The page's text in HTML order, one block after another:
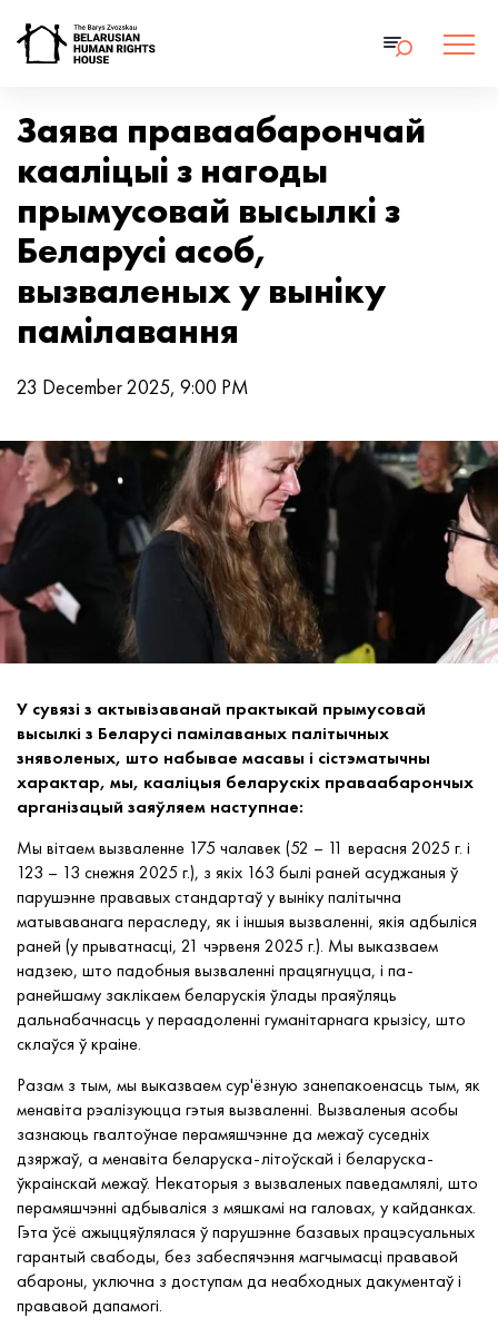
Заява праваабарончай
кааліцыі з нагоды
прымусовай высылкі з
Беларусі асоб,
вызваленых у выніку
памілавання
23 December 2025, 9:00 PM
У сувязі з актывізаванай практыкай прымусовай
высылкі з Беларусі памілаваных палітычных
зняволеных, што набывае масавы і сістэматычны
характар, мы, кааліцыя беларускіх праваабарончых
арганізацый заяўляем наступнае:
Мы вітаем вызваленне 175 чалавек (52 – 11 верасня 2025 г. і
123 – 13 снежня 2025 г.), з якіх 163 былі раней асуджаныя ў
парушэнне прававых стандартаў у выніку палітычна
матываванага пераследу, як і іншыя вызваленні, якія адбыліся
раней (у прыватнасці, 21 чэрвеня 2025 г.). Мы выказваем
надзею, што падобныя вызваленні працягнуцца, і па-
ранейшаму заклікаем беларускія ўлады праяўляць
дальнабачнасць у пераадоленні гуманітарнага крызісу, што
склаўся ў краіне.
Разам з тым, мы выказваем сур'ёзную занепакоенасць тым, як
менавіта рэалізуюцца гэтыя вызваленні. Вызваленыя асобы
зазнаюць гвалтоўнае перамяшчэнне да межаў суседніх
дзяржаў, а менавіта беларуска-літоўскай і беларуска-
ўкраінскай межаў. Некаторыя з вызваленых паведамлялі, што
перамяшчэнні адбываліся з мяшкамі на галовах, у кайданках.
Гэта ўсё ажыццяўлялася ў парушэнне базавых працэсуальных
гарантый свабоды, без забеспячэння магчымасці прававой
абароны, уключна з доступам да неабходных дакументаў і
прававой дапамогі.